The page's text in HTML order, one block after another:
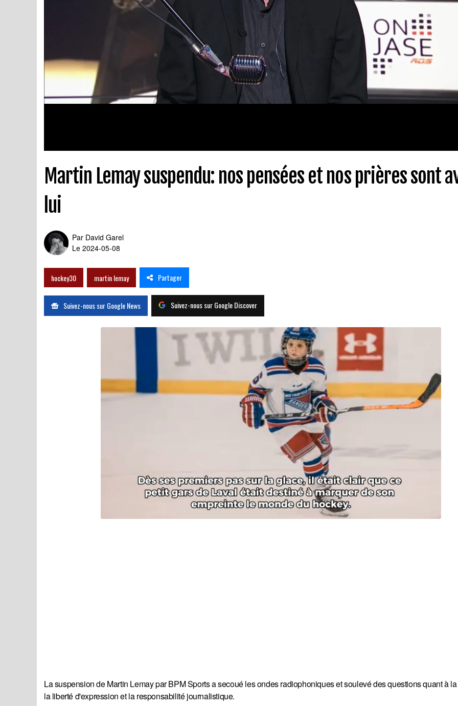
Martin Lemay suspendu: nos pensées et nos prières sont
lui
Par David Garel
Le 2024-05-08
hockey30 martin lemay Partager
Suivez-nous sur Google News Suivez-nous sur Google Discover
La suspension de Martin Lemay par BPM Sports a secoué les ondes radiophoniques et soulevé des questions quant à
la liberté d'expression et la responsabilité journalistique.